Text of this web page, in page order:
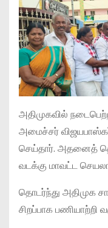
அதிமுகவில்
அமைச்சர் விஜயபாஸ்கர்
செய்தார். அதனைத்
வடக்கு மாவட்ட
தொடர்ந்து அதிமுக
சிறப்பாக பணியாற்றி